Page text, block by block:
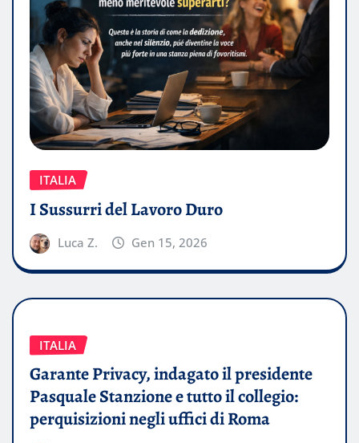
ITALIA
I Sussurri del Lavoro Duro
Luca Z. Gen 15, 2026
ITALIA
Garante Privacy, indagato il presidente
Pasquale Stanzione e tutto il collegio:
perquisizioni negli uffici di Roma